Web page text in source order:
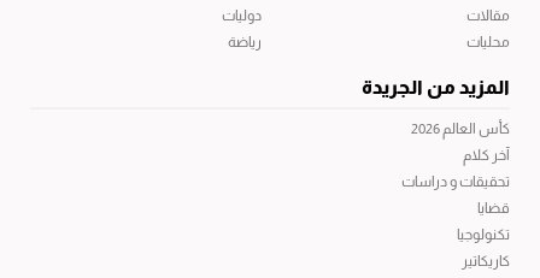
مقالات
محليات
دوليات
رياضة
المزيد من الجريدة
كأس العالم 2026
آخر كلام
تحقيقات و دراسات
قضايا
تكنولوجيا
كاريكاتير